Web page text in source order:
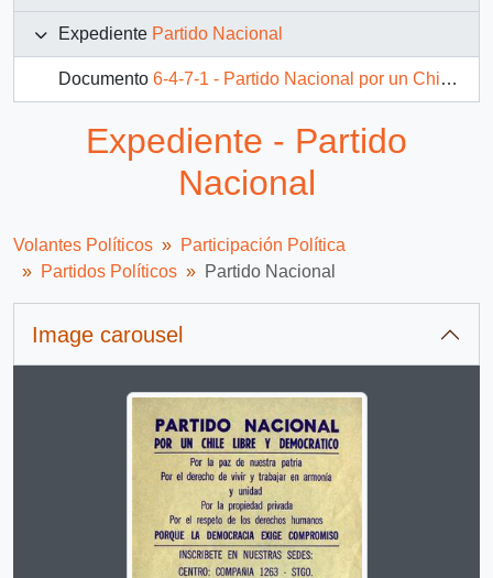
Expediente Partido Nacional
Documento 6-4-7-1 - Partido Nacional por un Chile libre y democrático
Expediente - Partido
Nacional
Volantes Políticos
Participación Política
Partidos Políticos
Partido Nacional
Image carousel
Changing the current slide of this carousel will